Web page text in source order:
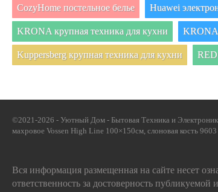
CozyHome постельное белье Huawei
KRONA крупная техника для кухни KRONA
Kuppersberg крупная техника для кухни RED
©2021-2026 - Уютный Дом - Бытовая Техника и
махровое Vossen High Line 100×150см, слоновая кость
Вся информация размещенная на сайте несет
ответственность за достоверность